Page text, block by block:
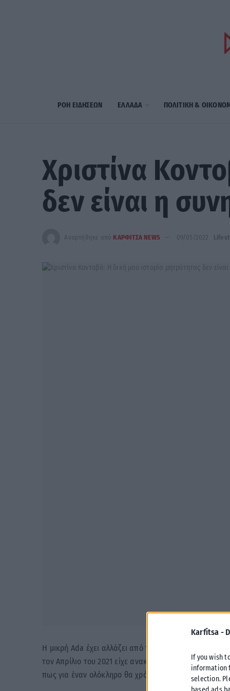
Karfitsa -
If you wish
information
selection.
ΡΟΗ ΕΙΔΗΣΕΩΝ ΕΛΛΑΔΑ ΠΟΛΙΤΙΚΗ &
Χριστίνα
δεν είναι η
Αναρτήθηκε από ΚΑΡΦΙΤΣΑ NEWS 09/05/2022
Η μικρή Ada έχει αλλάζει από το περασμένο
τον Απρίλιο του 2021 είχε ανακοινώσει πως
πως για έναν ολόκληρο θα χρόνο έμενε εκτός Ελλάδος.